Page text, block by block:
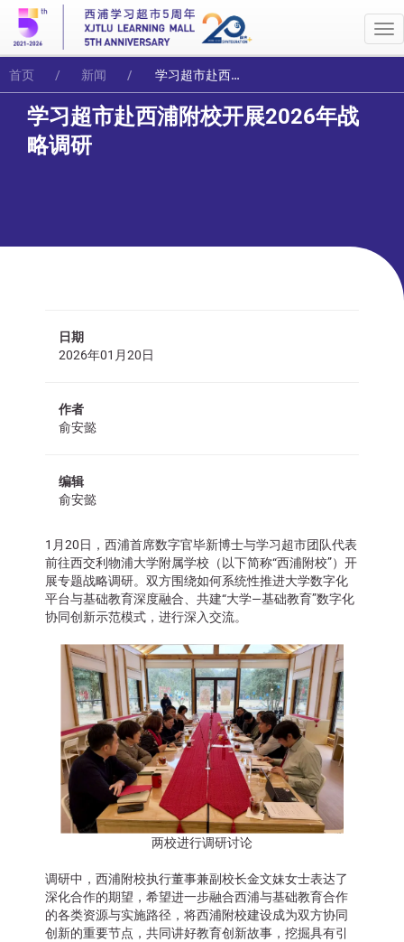
首页 新闻 学习超市赴西浦附校开展2026年战略调研
学习超市赴西浦附校开展2026年战
略调研
日期
2026年01月20日
作者
俞安懿
编辑
俞安懿
1月20日，西浦首席数字官毕新博士与学习超市团队代表
前往西交利物浦大学附属学校（以下简称“西浦附校”）开
展专题战略调研。双方围绕如何系统性推进大学数字化
平台与基础教育深度融合、共建“大学—基础教育”数字化
协同创新示范模式，进行深入交流。
两校进行调研讨论
调研中，西浦附校执行董事兼副校长金文妹女士表达了
深化合作的期望，希望进一步融合西浦与基础教育合作
的各类资源与实施路径，将西浦附校建设成为双方协同
创新的重要节点，共同讲好教育创新故事，挖掘具有引